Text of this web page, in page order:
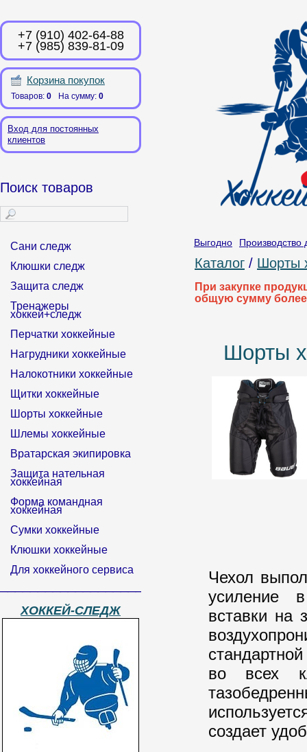
+7 (910) 402-64-88
+7 (985) 839-81-09
Корзина покупок
Товаров: 0 На сумму: 0
Вход для постоянных
клиентов
Выгодно Производство
Поиск товаров
Сани следж
Клюшки следж
Защита следж
Тренажеры
хоккей+следж
Перчатки хоккейные
Нагрудники хоккейные
Налокотники хоккейные
Щитки хоккейные
Шорты хоккейные
Шлемы хоккейные
Вратарская экипировка
Защита нательная
хоккейная
Форма командная
хоккейная
Сумки хоккейные
Клюшки хоккейные
Для хоккейного сервиса
______________________________
ХОККЕЙ-СЛЕДЖ
Каталог / Шорты
При закупке
общую сумму более
Шорты
Чехол
усиление
вставки на
во всех
создает